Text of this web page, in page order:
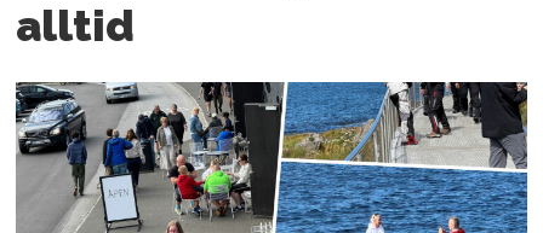
alltid